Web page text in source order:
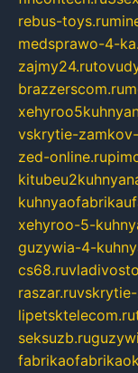
rebus-toys.ru
medsprawo-4-
zajmy24.ru
brazzerscom.ru
vskrytie-
zed-online.ru
xehyroo-5-
guzywia-4-
cs68.ru
raszar.ruvskrytie-
lipetsktelecom.ru
seksuzb.ru